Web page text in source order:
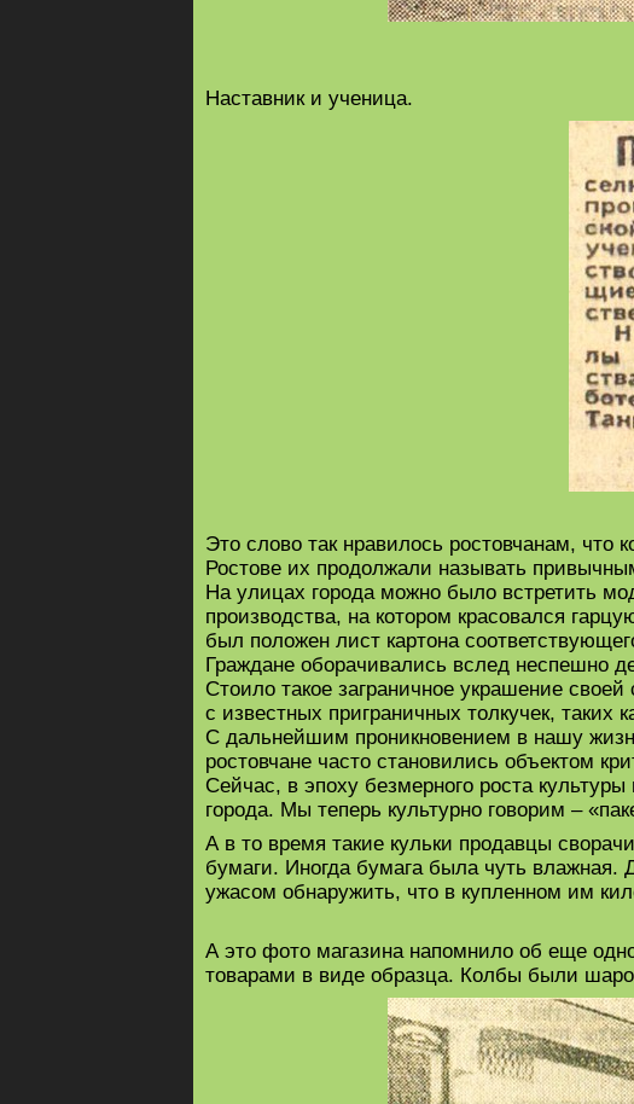
Наставник и ученица.
Это слово так нравилось ростовчанам,
Ростове их продолжали называть
На улицах города можно было встретить
производства, на котором красовался
был положен лист картона
Граждане оборачивались вслед неспешно
Стоило такое заграничное украшение
с известных приграничных толкучек, таких
С дальнейшим проникновением в нашу
ростовчане часто становились объектом
Сейчас, в эпоху безмерного роста
города. Мы теперь культурно говорим –
А в то время такие кульки продавцы
бумаги. Иногда бумага была чуть влажная.
ужасом обнаружить, что в купленном им
А это фото магазина напомнило об еще
товарами в виде образца. Колбы были